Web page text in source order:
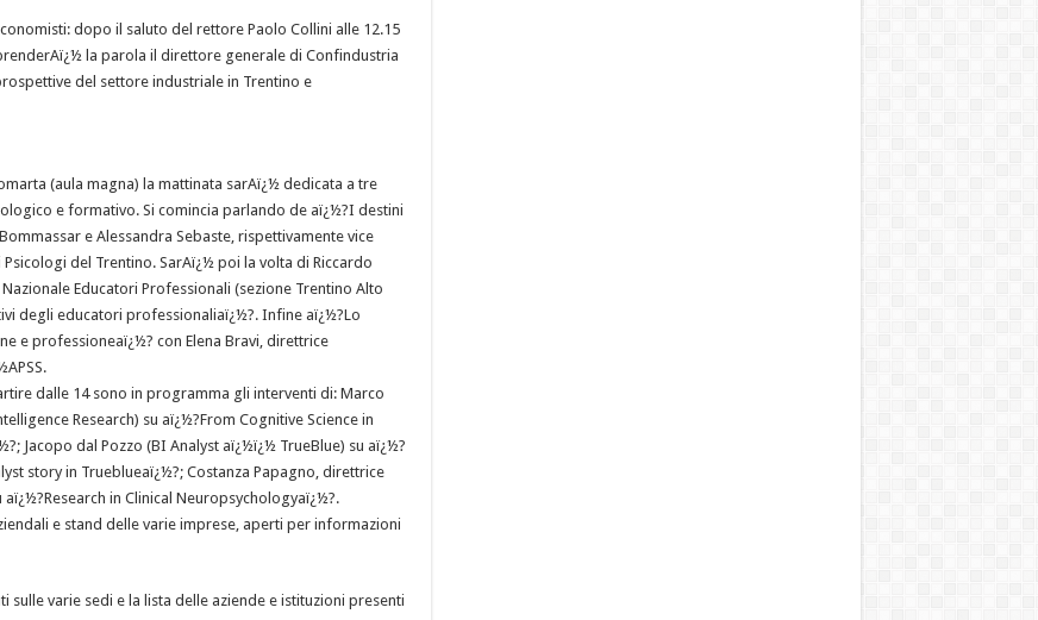
dopo il saluto del rettore Paolo Collini alle 12.15
la parola il direttore generale di Confindustria
del settore industriale in Trentino e
(aula magna) la mattinata sarAï¿½ dedicata a tre
e formativo. Si comincia parlando de aï¿½?I destini
e Alessandra Sebaste, rispettivamente vice
del Trentino. SarAï¿½ poi la volta di Riccardo
Educatori Professionali (sezione Trentino Alto
degli educatori professionaliaï¿½?. Infine aï¿½?Lo
e professioneaï¿½? con Elena Bravi, direttrice
dalle 14 sono in programma gli interventi di: Marco
Research) su aï¿½?From Cognitive Science in
Jacopo dal Pozzo (BI Analyst aï¿½ï¿½ TrueBlue) su aï¿½?
story in Trueblueaï¿½?; Costanza Papagno, direttrice
in Clinical Neuropsychologyaï¿½?.
e stand delle varie imprese, aperti per informazioni
varie sedi e la lista delle aziende e istituzioni presenti